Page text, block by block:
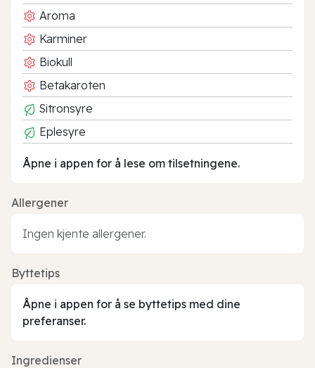
Aroma
Karminer
Biokull
Betakaroten
Sitronsyre
Eplesyre
Åpne i appen for å lese om tilsetningene.
Allergener
Ingen kjente allergener.
Byttetips
Åpne i appen for å se byttetips med dine
preferanser.
Ingredienser